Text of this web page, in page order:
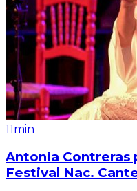
11min
Antonia Contreras
Festival Nac.